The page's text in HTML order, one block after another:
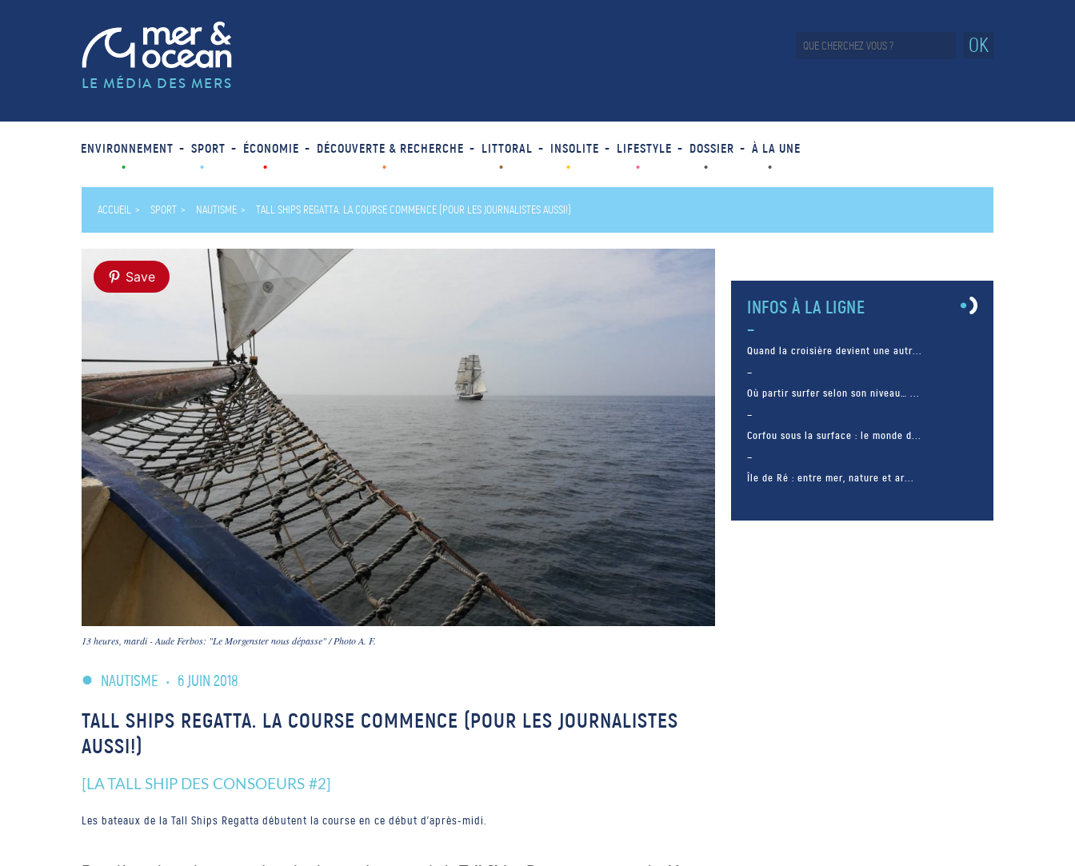
LE MÉDIA DES MERS
OK
ENVIRONNEMENT SPORT ÉCONOMIE DÉCOUVERTE & RECHERCHE LITTORAL INSOLITE LIFESTYLE DOSSIER À LA UNE
ACCUEIL SPORT NAUTISME TALL SHIPS REGATTA. LA COURSE COMMENCE (POUR LES JOURNALISTES AUSSI!)
Save
13 heures, mardi - Aude Ferbos: "Le Morgenster nous dépasse" / Photo A. F.
NAUTISME • 6 JUIN 2018
TALL SHIPS REGATTA. LA COURSE COMMENCE (POUR LES JOURNALISTES
AUSSI!)
[LA TALL SHIP DES CONSOEURS #2]
Les bateaux de la Tall Ships Regatta débutent la course en ce début d'après-midi.
INFOS À LA LIGNE
Quand la croisière devient une autr...
Où partir surfer selon son niveau… ...
Corfou sous la surface : le monde d...
Île de Ré : entre mer, nature et ar...